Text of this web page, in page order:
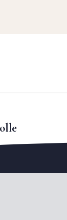
het complete